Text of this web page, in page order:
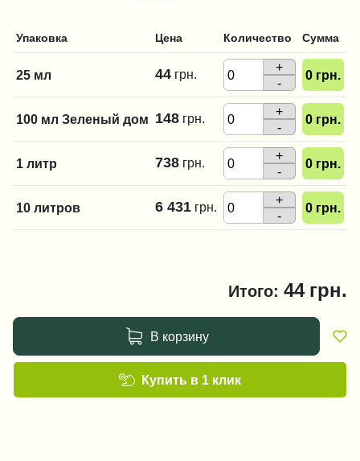
Упаковка Цена Количество Сумма
25 мл 44 грн.
+
-
0 грн.
100 мл Зеленый дом 148 грн.
+
-
0 грн.
1 литр 738 грн.
+
-
0 грн.
10 литров 6 431 грн.
+
-
0 грн.
Итого: 44грн.
В корзину
Купить в 1 клик